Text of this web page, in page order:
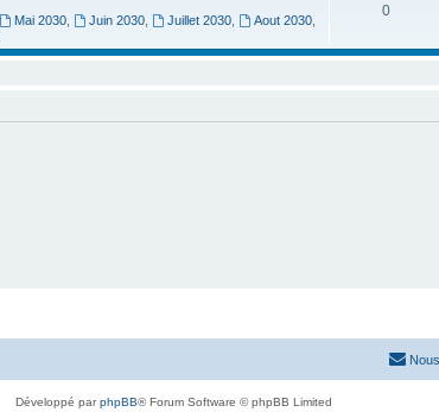
Mai 2030 Juin 2030 Juillet 2030, Aout 2030,
0
Développé parphpBB® Forum Software © phpBB Limited